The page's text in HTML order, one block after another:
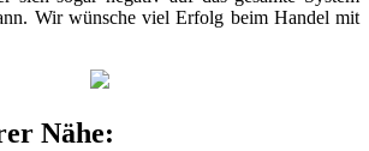
Wir wünsche viel Erfolg beim Handel mit
Nähe: